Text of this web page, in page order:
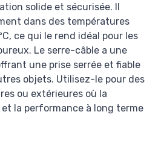
solide et sécurisée. Il
dans des températures
ce qui le rend idéal pour les
Le serre-câble a une
une prise serrée et fiable
objets. Utilisez-le pour des
ou extérieures où la
la performance à long terme